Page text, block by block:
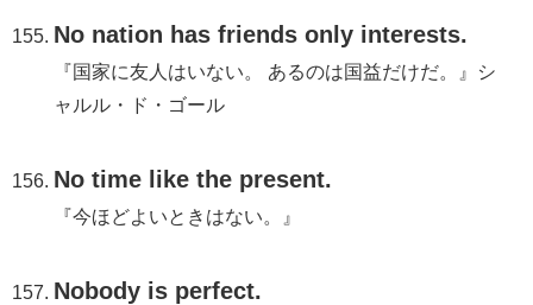
No nation has friends only interests.
『国家に友人はいない。 あるのは国益だけだ。』シ
ャルル・ド・ゴール
No time like the present.
『今ほどよいときはない。』
Nobody is perfect.